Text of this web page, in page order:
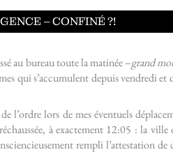
– CONFINÉ ?!
au bureau toute la matinée –grand
qui s’accumulent depuis vendredi
l’ordre lors de mes éventuels
à exactement 12:05 : la
rempli l’attestation